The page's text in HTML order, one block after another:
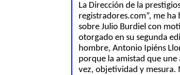
La Dirección de la
registradores.com”, me
sobre Julio Burdiel con
otorgado en su segunda
hombre, Antonio Ipiéns
porque la amistad que une
vez, objetividad y mesura.